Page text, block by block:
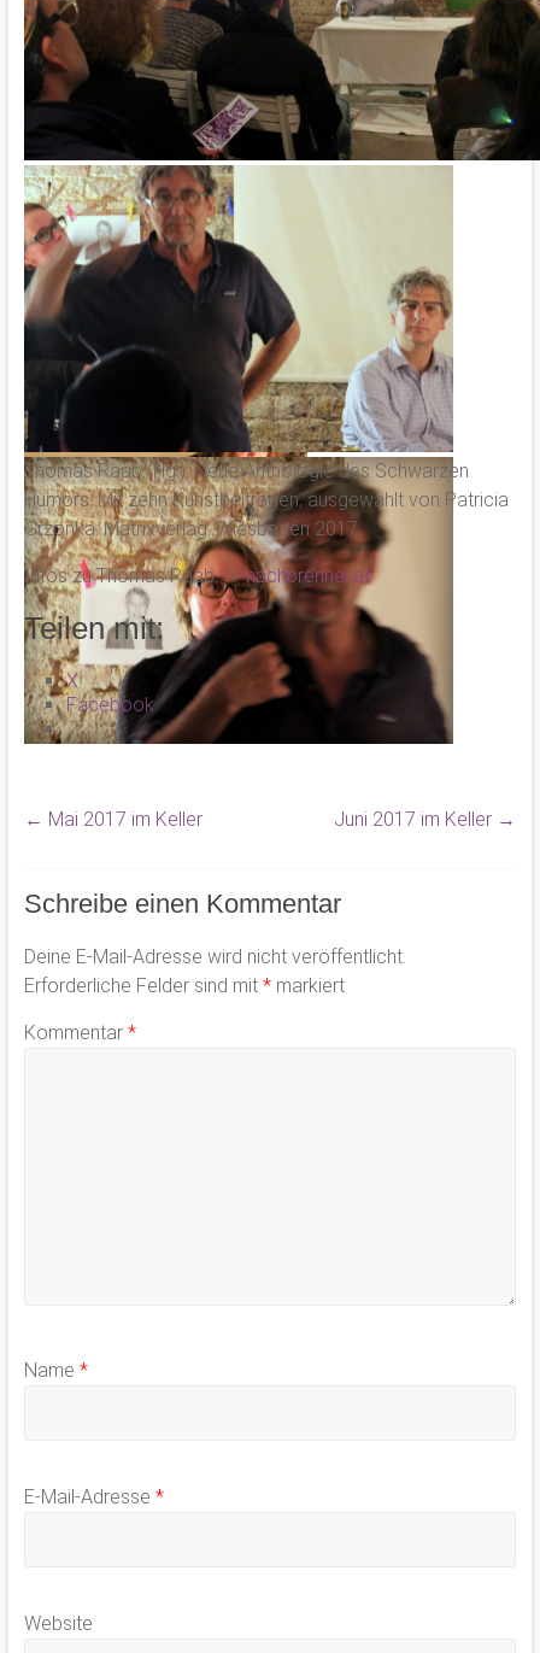
Thomas Raab (Hg.): Neue Anthologie des Schwarzen
Humors. Mit zehn Kunstbeiträgen, ausgewählt von Patricia
Grzonka. Matrixverlag: Wiesbaden 2017.
Infos zu Thomas Raab –>nachbrenner.at
Teilen mit:
X
Facebook
← Mai 2017 im Keller Juni 2017 im Keller →
Schreibe einen Kommentar
Deine E-Mail-Adresse wird nicht veröffentlicht.
Erforderliche Felder sind mit *markiert
Kommentar *
Name *
E-Mail-Adresse *
Website